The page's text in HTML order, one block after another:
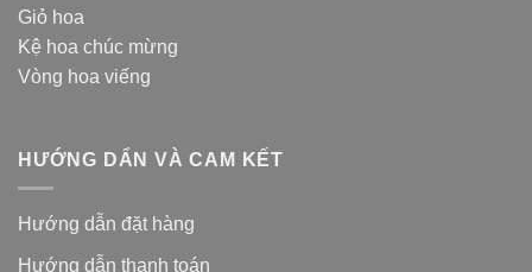
Giỏ hoa
Kệ hoa chúc mừng
Vòng hoa viếng
HƯỚNG DẨN VÀ CAM KẾT
Hướng dẫn đặt hàng
Hướng dẫn thanh toán